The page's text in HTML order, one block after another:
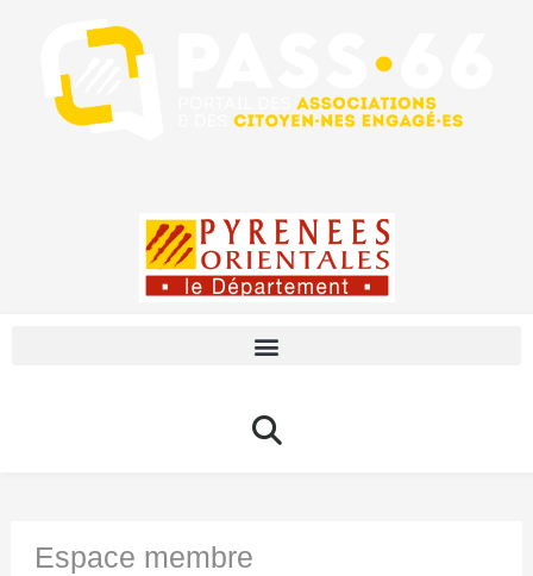
Espace membre